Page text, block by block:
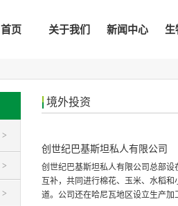
首页 关于我们 新闻中心 生
>
>
>
境外投资
创世纪巴基斯坦私人有限公司
创世纪巴基斯坦私人有限公司总部
互补，共同进行棉花、玉米、水稻
道。公司还在哈尼瓦地区设立生产